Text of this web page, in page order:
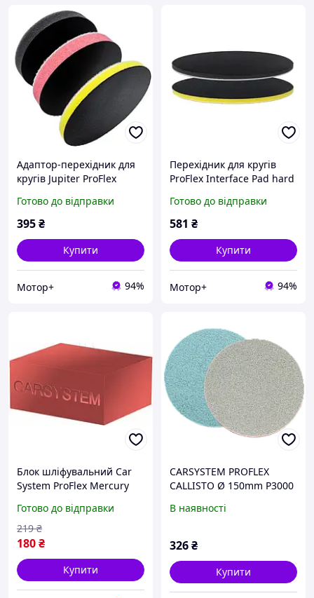
Адаптор-перехідник для
кругів Jupiter ProFlex
75mm/10mm
Готово до відправки
395₴
Купити
Мотор+ 94%
Перехідник для кругів
ProFlex Interface Pad hard
Готово до відправки
581 ₴
Купити
Мотор+ 94%
Блок шліфувальний Car
System ProFlex Mercury
М'який
Готово до відправки
180₴
219 ₴
Купити
CARSYSTEM PROFLEX
CALLISTO Ø 150mm P3000
В наявності
326₴
Купити